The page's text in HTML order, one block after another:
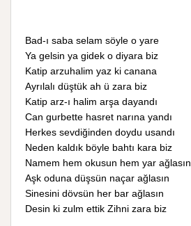
Bad-ı saba selam söyle o yare
Ya gelsin ya gidek o diyara biz
Katip arzuhalim yaz ki canana
Ayrılalı düştük ah ü zara biz
Katip arz-ı halim arşa dayandı
Can gurbette hasret narına yandı
Herkes sevdiğinden doydu usandı
Neden kaldık böyle bahtı kara biz
Namem hem okusun hem yar ağlasın
Aşk oduna düşsün naçar ağlasın
Sinesini dövsün her bar ağlasın
Desin ki zulm ettik Zihni zara biz